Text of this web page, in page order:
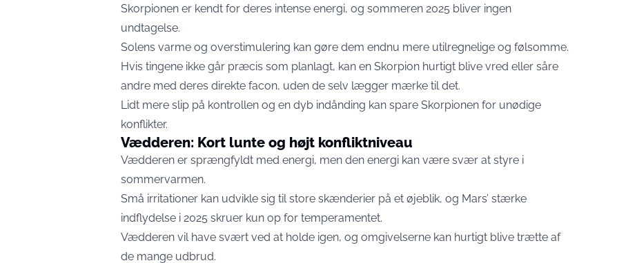
Skorpionen er kendt for deres intense energi, og sommeren 2025 bliver ingen
undtagelse.
Solens varme og overstimulering kan gøre dem endnu mere utilregnelige og følsomme.
Hvis tingene ikke går præcis som planlagt, kan en Skorpion hurtigt blive vred eller såre
andre med deres direkte facon, uden de selv lægger mærke til det.
Lidt mere slip på kontrollen og en dyb indånding kan spare Skorpionen for unødige
konflikter.
Vædderen: Kort lunte og højt konfliktniveau
Vædderen er sprængfyldt med energi, men den energi kan være svær at styre i
sommervarmen.
Små irritationer kan udvikle sig til store skænderier på et øjeblik, og Mars’ stærke
indflydelse i 2025 skruer kun op for temperamentet.
Vædderen vil have svært ved at holde igen, og omgivelserne kan hurtigt blive trætte af
de mange udbrud.